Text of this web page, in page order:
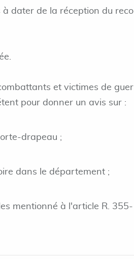
dater de la réception du
et victimes de
pour donner un avis sur :
drapeau ;
dans le département ;
mentionné à l'article R.